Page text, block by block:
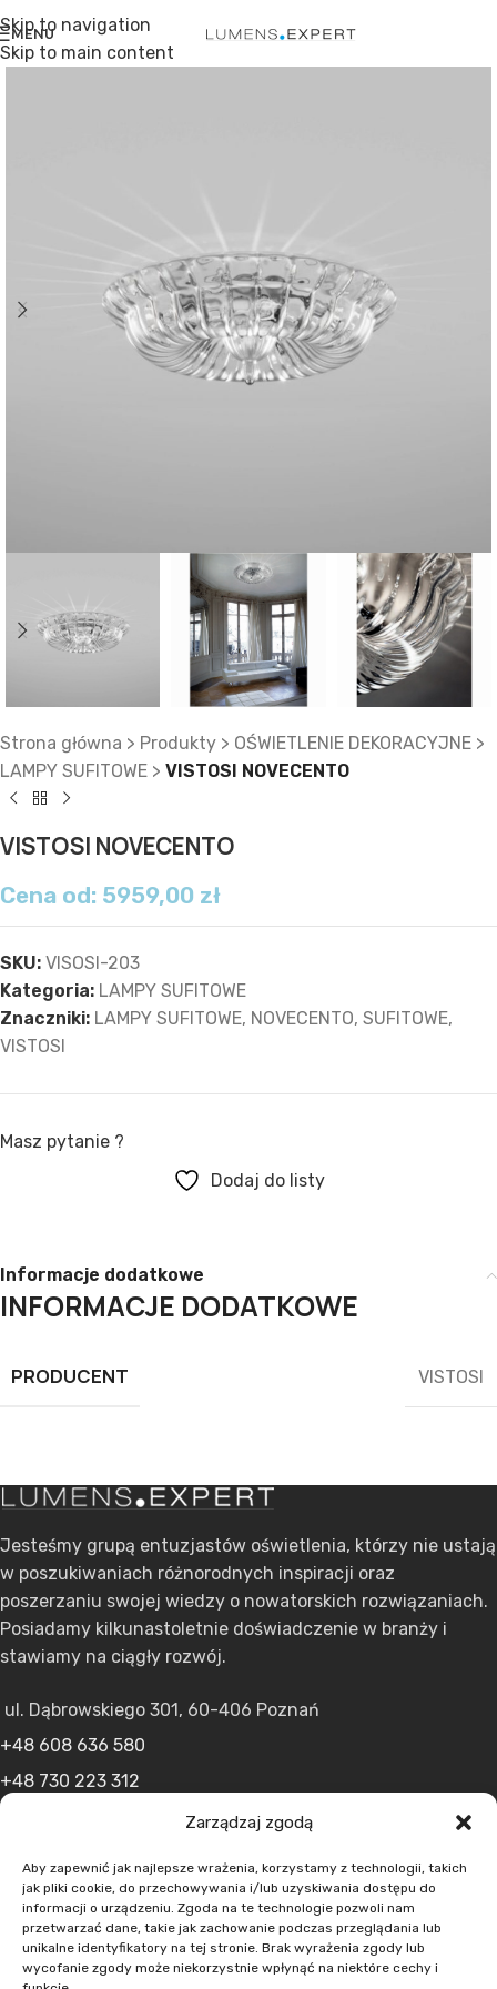
Zarządzaj zgodą
Aby zapewnić jak najlepsze wrażenia, korzystamy z technologii, takich
jak pliki cookie, do przechowywania i/lub uzyskiwania dostępu do
informacji o urządzeniu. Zgoda na te technologie pozwoli nam
przetwarzać dane, takie jak zachowanie podczas przeglądania lub
unikalne identyfikatory na tej stronie. Brak wyrażenia zgody lub
wycofanie zgody może niekorzystnie wpłynąć na niektóre cechy i
Skip to navigation
Skip to main content
MENU
Strona główna > Produkty > OŚWIETLENIE DEKORACYJNE >
LAMPY SUFITOWE > VISTOSI NOVECENTO
VISTOSI NOVECENTO
Cena od: 5959,00 zł
SKU: VISOSI-203
Kategoria: LAMPY SUFITOWE
Znaczniki: LAMPY SUFITOWE, NOVECENTO, SUFITOWE,
VISTOSI
Masz pytanie ?
Dodaj do listy
Informacje dodatkowe
INFORMACJE DODATKOWE
PRODUCENT VISTOSI
Jesteśmy grupą entuzjastów oświetlenia, którzy nie ustają
w poszukiwaniach różnorodnych inspiracji oraz
poszerzaniu swojej wiedzy o nowatorskich rozwiązaniach.
Posiadamy kilkunastoletnie doświadczenie w branży i
stawiamy na ciągły rozwój.
ul. Dąbrowskiego 301, 60-406 Poznań
+48 608 636 580
+48 730 223 312